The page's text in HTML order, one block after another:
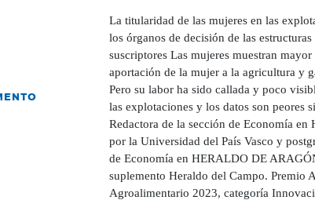
La titularidad de las mujeres en las
los órganos de decisión de las
suscriptores Las mujeres muestran
aportación de la mujer a la agricultura y
Pero su labor ha sido callada y poco
las explotaciones y los datos son peores
Redactora de la sección de Economía
por la Universidad del País Vasco y
de Economía en HERALDO DE
suplemento Heraldo del Campo. Premio
Agroalimentario 2023, categoría